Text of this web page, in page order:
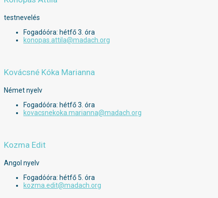
testnevelés
Fogadóóra: hétfő 3. óra
konopas.attila@madach.org
Kovácsné Kóka Marianna
Német nyelv
Fogadóóra: hétfő 3. óra
kovacsnekoka.marianna@madach.org
Kozma Edit
Angol nyelv
Fogadóóra: hétfő 5. óra
kozma.edit@madach.org